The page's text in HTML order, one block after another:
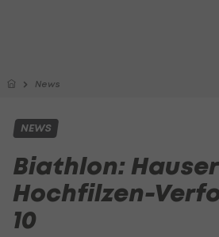
News
NEWS
Biathlon:
Hochfilzen-
10